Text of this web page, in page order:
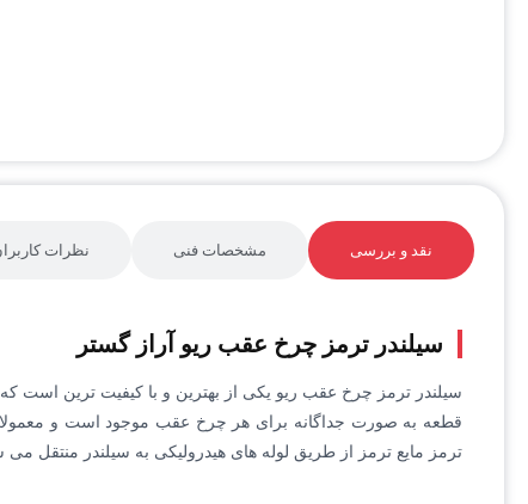
نقد و بررسی مشخصات فنی نظرات
سیلندر ترمز چرخ عقب ریو آراز گستر
سیلندر ترمز چرخ عقب ریو یکی از بهترین و با کیفیت ترین است
قطعه به صورت جداگانه برای هر چرخ عقب موجود است و معمولا
ترمز مایع ترمز از طریق لوله های هیدرولیکی به سیلندر